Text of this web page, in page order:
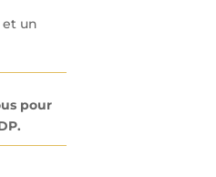
et un
pour